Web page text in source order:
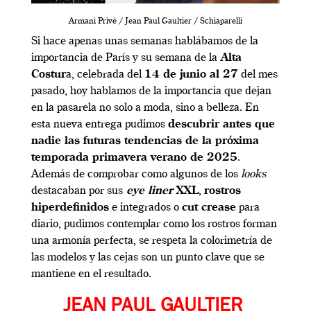
Armani Privé / Jean Paul Gaultier / Schiaparelli
Si hace apenas unas semanas hablábamos de la
importancia de París y su semana de la Alta
Costura, celebrada del 14 de junio al 27 del mes
pasado, hoy hablamos de la importancia que dejan
en la pasarela no solo a moda, sino a belleza. En
esta nueva entrega pudimos descubrir antes que
nadie las futuras tendencias de la próxima
temporada primavera verano de 2025.
Además de comprobar como algunos de los looks
destacaban por sus eye linerXXL, rostros
hiperdefinidos e integrados o cut crease para
diario, pudimos contemplar como los rostros forman
una armonía perfecta, se respeta la colorimetría de
las modelos y las cejas son un punto clave que se
mantiene en el resultado.
JEAN PAUL GAULTIER